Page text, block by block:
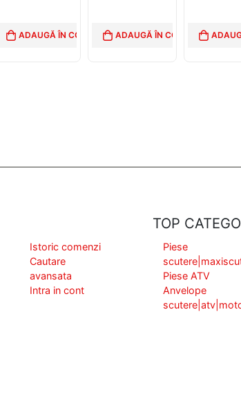
ADAUGĂ ÎN COȘ ADAUGĂ ÎN COȘ
Istoric comenzi
Cautare
avansata
Intra in cont
TOP
Piese
Piese ATV
Anvelope